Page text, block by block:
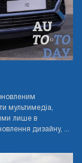
мультимедіа,
лише в
дизайну, ...